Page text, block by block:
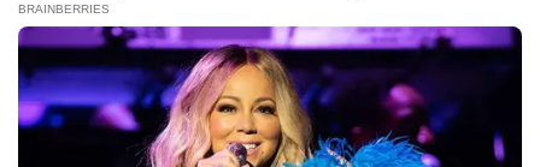
Copyright © 2025 Terviral.com | Theme byTopoin.com
Pugur.com, SponsorTopbisnisonline.com-Piool.com